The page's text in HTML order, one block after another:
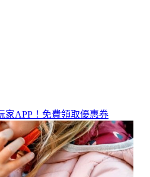
家APP！免費領取優惠券